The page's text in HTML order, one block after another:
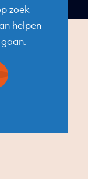
zoek
helpen